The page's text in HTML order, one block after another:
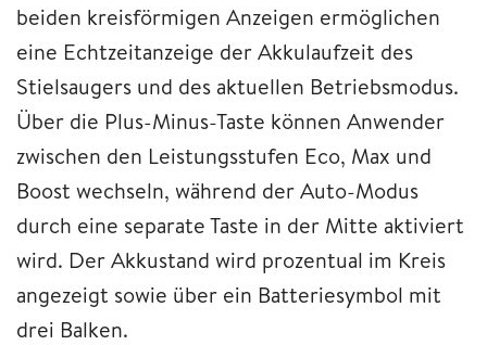
beiden kreisförmigen Anzeigen ermöglichen
eine Echtzeitanzeige der Akkulaufzeit des
Stielsaugers und des aktuellen Betriebsmodus.
Über die Plus-Minus-Taste können Anwender
zwischen den Leistungsstufen Eco, Max und
Boost wechseln, während der Auto-Modus
durch eine separate Taste in der Mitte aktiviert
wird. Der Akkustand wird prozentual im Kreis
angezeigt sowie über ein Batteriesymbol mit
drei Balken.